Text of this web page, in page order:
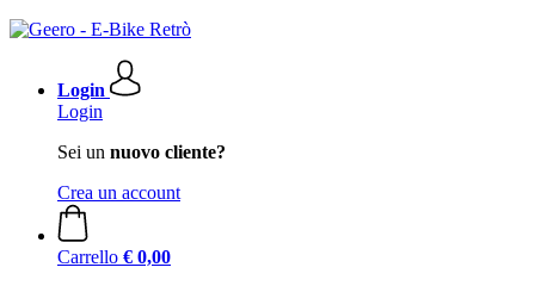
Login
Login
Sei un nuovo cliente?
Crea un account
Carrello € 0,00